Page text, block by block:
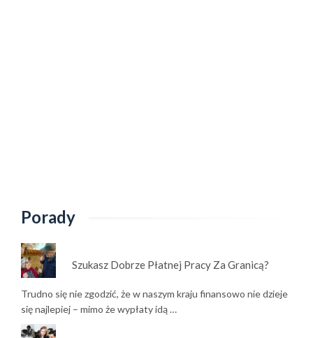
Porady
Szukasz Dobrze Płatnej Pracy Za Granicą?
Trudno się nie zgodzić, że w naszym kraju finansowo nie dzieje
się najlepiej – mimo że wypłaty idą …